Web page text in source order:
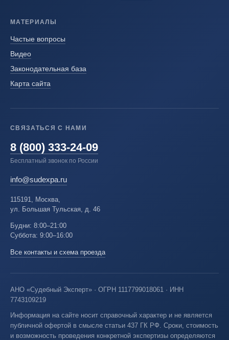
МАТЕРИАЛЫ
Частые вопросы
Видео
Законодательная база
Карта сайта
СВЯЗАТЬСЯ С НАМИ
8 (800) 333-24-09
Бесплатный звонок по России
info@sudexpa.ru
115191, Москва,
ул. Большая Тульская, д. 46
Будни: 8:00–21:00
Суббота: 9:00–16:00
Все контакты и схема проезда
АНО «Судебный Эксперт» · ОГРН 1117799018061 · ИНН
7743109219
Информация на сайте носит справочный характер и не является
публичной офертой в смысле статьи 437 ГК РФ. Сроки, стоимость
и возможность проведения конкретной экспертизы определяются